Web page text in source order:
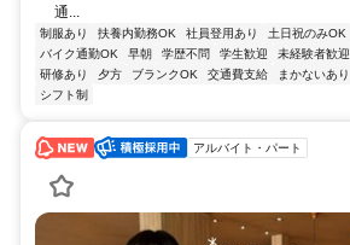
通...
制服あり 扶養内勤務OK 社員登用あり 土日祝のみOK
バイク通勤OK
早朝 学歴不問 学生歓迎 未経験者歓迎
研修あり
夕方 ブランクOK 交通費支給 まかないあり
シフト制
アルバイト・パート